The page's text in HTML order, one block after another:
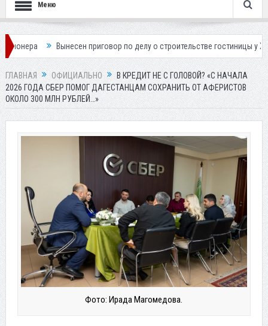
Меню
приговор по делу о строительстве гостиницы у Ханагского
ГЛАВНАЯ ОФИЦИАЛЬНО
В КРЕДИТ НЕ С ГОЛОВОЙ? «С НАЧАЛА
2026 ГОДА СБЕР ПОМОГ ДАГЕСТАНЦАМ СОХРАНИТЬ ОТ АФЕРИСТОВ
ОКОЛО 300 МЛН РУБЛЕЙ…»
Фото: Ирада Магомедова.